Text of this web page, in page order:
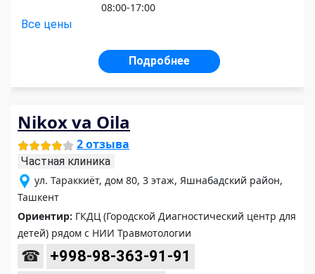
08:00-17:00
Все цены
Подробнее
Nikox va Oila
2 отзыва
Частная клиника
ул. Тараккиёт, дом 80, 3 этаж, Яшнабадский район,
Ташкент
Ориентир: ГКДЦ (Городской Диагностический центр для
детей) рядом с НИИ Травмотологии
☎
+998-98-363-91-91